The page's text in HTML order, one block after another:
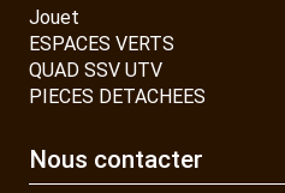
Jouet
ESPACES VERTS
QUAD SSV UTV
PIECES DETACHEES
Nous contacter